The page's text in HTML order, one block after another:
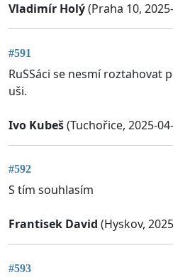
Vladimír Holý(Praha 10,
#591
RuSSáci se nesmí roztahovat
uši.
Ivo Kubeš(Tuchořice, 2025-
#592
S tím souhlasím
Frantisek David (Hyskov,
#593